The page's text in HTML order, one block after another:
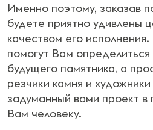
Именно поэтому, заказав
будете приятно удивлены
качеством его
помогут Вам
будущего памятника, а
резчики камня и художники
задуманный вами проект в
Вам человеку.